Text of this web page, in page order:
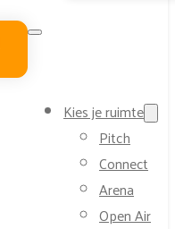
Kies je ruimte
Pitch
Connect
Arena
Open Air